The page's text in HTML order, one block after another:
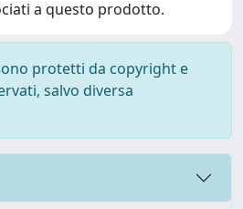
a questo prodotto.
protetti da copyright e
salvo diversa